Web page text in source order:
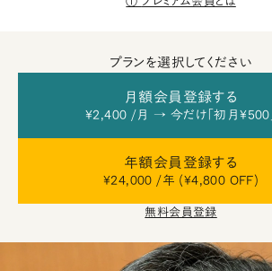
プランを選択してください
月額会員登録する
¥2,400 /月 → 今だけ「初月¥500」
年額会員登録する
¥24,000 /年 (¥4,800 OFF)
無料会員登録